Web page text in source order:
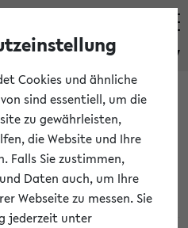
eKVV
an jetzt
gefunden!
Cookies und ähnliche
sind essentiell, um die
zu gewährleisten,
die Website und Ihre
Falls Sie zustimmen,
Daten auch, um Ihre
Webseite zu messen. Sie
jederzeit unter